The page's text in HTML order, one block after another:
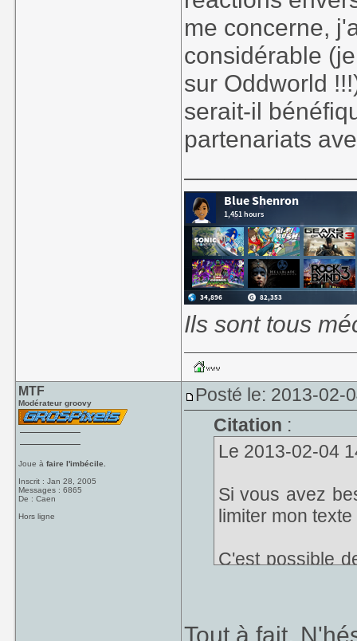
me concerne,
considérable
sur Oddworld
serait-il
partenariats
Ils sont tous
MTF
Modérateur groovy
Joue àfaire l'imbécile.
Inscrit : Jan 28, 2005
Messages : 6865
De : Caen
Hors ligne
Posté le: 2013-02-
Citation :
Le 2013-02-04
Si vous avez
limiter mon
C'est possible
Tout à fait.